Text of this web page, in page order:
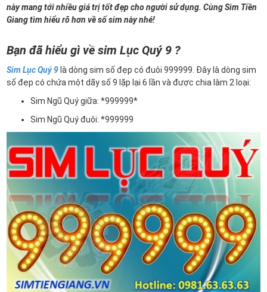
này mang tới nhiều giá trị tốt đẹp cho người sử dụng. Cùng Sim Tiền
Giang tìm hiểu rõ hơn về số sim này nhé!
Bạn đã hiểu gì về sim Lục Quý 9 ?
Sim Lục Quý 9 là dòng sim số đẹp có đuôi 999999. Đây là dòng sim
số đẹp có chứa một dãy số 9 lặp lại 6 lần và được chia làm 2 loại:
Sim Ngũ Quý giữa: *999999*
Sim Ngũ Quý đuôi: *999999